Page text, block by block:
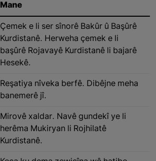
Mane
Çemek e li ser sînorê Bakûr û Başûrê
Kurdistanê. Herweha çemek e li
başûrê Rojavayê Kurdistanê li bajarê
Hesekê.
Reşatiya nîveka berfê. Dibêjne meha
banemerê jî.
Mirovê xaldar. Navê gundekî ye li
herêma Mukiryan li Rojhilatê
Kurdistanê.